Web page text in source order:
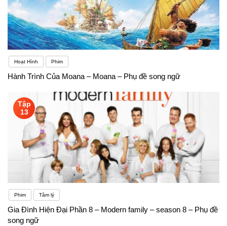
Hoạt Hình Phim
Hành Trình Của Moana – Moana – Phụ đề song ngữ
Tập
13
Phim Tâm lý
Gia Đình Hiện Đại Phần 8 – Modern family – season 8 – Phụ đề
song ngữ